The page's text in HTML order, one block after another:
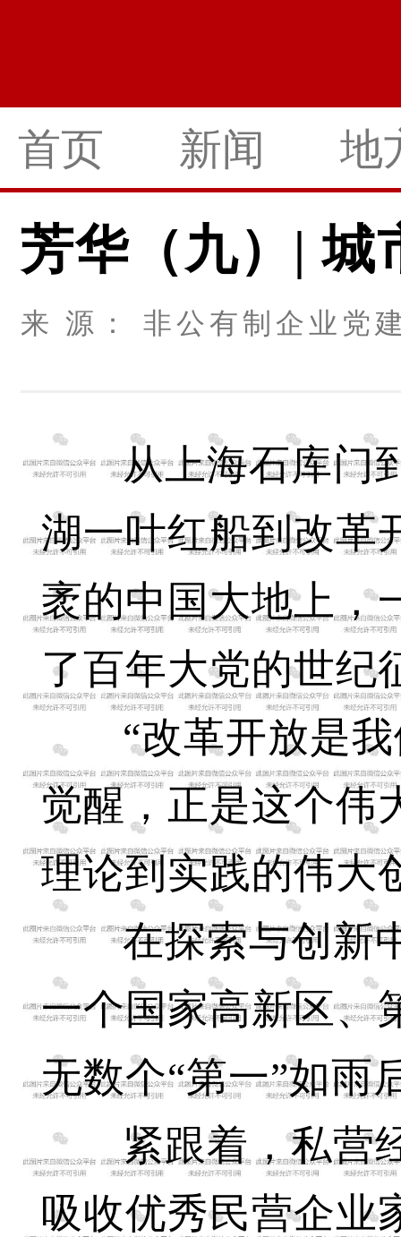
首页 新闻 地
芳华（九）| 城
来 源： 非公有制企业
从上海石库门
湖一叶红船到改革
袤的中国大地上，
了百年大党的世
“改革开放是
觉醒，正是这个伟
理论到实践的伟大
在探索与创新
一个国家高新区
无数个“第一”如雨
紧跟着，私营
吸收优秀民营企业